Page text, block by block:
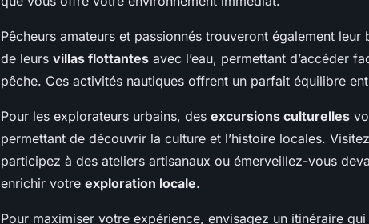
Pêcheurs amateurs et passionnés trouveront également
de leurs villas flottantes avec l’eau, permettant d’accéder
pêche. Ces activités nautiques offrent un parfait équilibre
Pour les explorateurs urbains, des excursions culturelles
permettant de découvrir la culture et l’histoire locales.
participez à des ateliers artisanaux ou émerveillez-vous
enrichir votre exploration locale.
Pour maximiser votre expérience, envisagez un itinéraire